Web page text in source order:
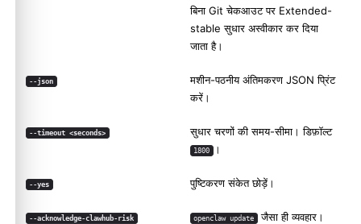
बिना Git चेकआउट पर Extended-
stable सुधार अस्वीकार कर दिया
जाता है।
--json
मशीन-पठनीय अंतिमकरण JSON प्रिंट
करें।
--timeout <seconds> सुधार चरणों की समय-सीमा। डिफ़ॉल्ट
1800 ।
--yes पुष्टिकरण संकेत छोड़ें।
--acknowledge-clawhub-risk openclaw update जैसा ही व्यवहार।